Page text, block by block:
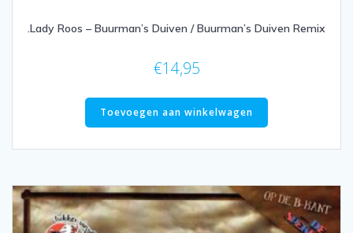
.Lady Roos – Buurman’s Duiven / Buurman’s Duiven Remix
€14,95
Toevoegen aan winkelwagen